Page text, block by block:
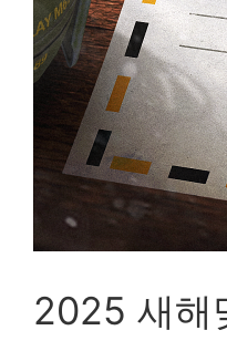
2025 새해